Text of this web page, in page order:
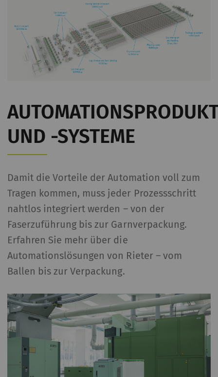
UND -SYSTEME
Damit die Vorteile der Automation voll zum
Tragen kommen, muss jeder Prozessschritt
nahtlos integriert werden – von der
Faserzuführung bis zur Garnverpackung.
Erfahren Sie mehr über die
Automationslösungen von Rieter – vom
Ballen bis zur Verpackung.